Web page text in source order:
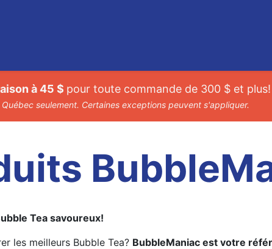
à 45 $ pour toute commande de 300 $ et plus!
Québec seulement. Certaines exceptions peuvent s'appliquer.
Tea savoureux!
les meilleurs Bubble Tea? BubbleManiac est votre